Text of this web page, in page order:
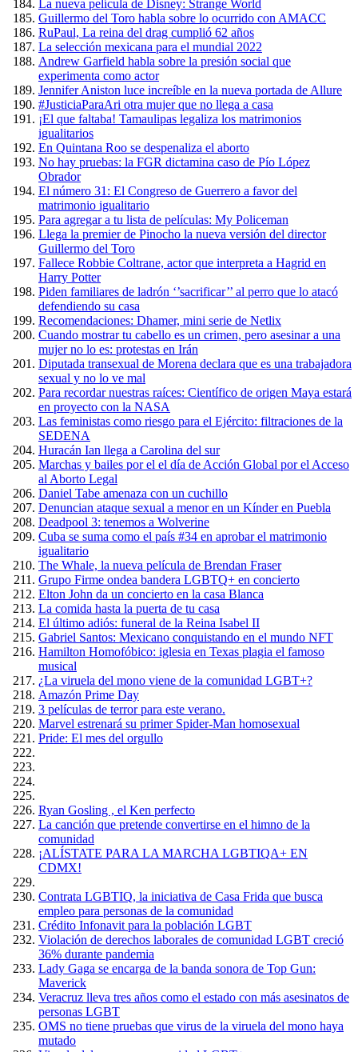
La nueva película de Disney: Strange World
Guillermo del Toro habla sobre lo ocurrido con AMACC
RuPaul, La reina del drag cumplió 62 años
La selección mexicana para el mundial 2022
Andrew Garfield habla sobre la presión social que
experimenta como actor
Jennifer Aniston luce increíble en la nueva portada de Allure
#JusticiaParaAri otra mujer que no llega a casa
¡El que faltaba! Tamaulipas legaliza los matrimonios
igualitarios
En Quintana Roo se despenaliza el aborto
No hay pruebas: la FGR dictamina caso de Pío López
Obrador
El número 31: El Congreso de Guerrero a favor del
matrimonio igualitario
Para agregar a tu lista de películas: My Policeman
Llega la premier de Pinocho la nueva versión del director
Guillermo del Toro
Fallece Robbie Coltrane, actor que interpreta a Hagrid en
Harry Potter
Piden familiares de ladrón ‘’sacrificar’’ al perro que lo atacó
defendiendo su casa
Recomendaciones: Dhamer, mini serie de Netlix
Cuando mostrar tu cabello es un crimen, pero asesinar a una
mujer no lo es: protestas en Irán
Diputada transexual de Morena declara que es una trabajadora
sexual y no lo ve mal
Para recordar nuestras raíces: Científico de origen Maya estará
en proyecto con la NASA
Las feministas como riesgo para el Ejército: filtraciones de la
SEDENA
Huracán Ian llega a Carolina del sur
Marchas y bailes por el el día de Acción Global por el Acceso
al Aborto Legal
Daniel Tabe amenaza con un cuchillo
Denuncian ataque sexual a menor en un Kínder en Puebla
Deadpool 3: tenemos a Wolverine
Cuba se suma como el país #34 en aprobar el matrimonio
igualitario
The Whale, la nueva película de Brendan Fraser
Grupo Firme ondea bandera LGBTQ+ en concierto
Elton John da un concierto en la casa Blanca
La comida hasta la puerta de tu casa
El último adiós: funeral de la Reina Isabel II
Gabriel Santos: Mexicano conquistando en el mundo NFT
Hamilton Homofóbico: iglesia en Texas plagia el famoso
musical
¿La viruela del mono viene de la comunidad LGBT+?
Amazón Prime Day
3 películas de terror para este verano.
Marvel estrenará su primer Spider-Man homosexual
Pride: El mes del orgullo
Ryan Gosling , el Ken perfecto
La canción que pretende convertirse en el himno de la
comunidad
¡ALÍSTATE PARA LA MARCHA LGBTIQA+ EN
CDMX!
Contrata LGBTIQ, la iniciativa de Casa Frida que busca
empleo para personas de la comunidad
Crédito Infonavit para la población LGBT
Violación de derechos laborales de comunidad LGBT creció
36% durante pandemia
Lady Gaga se encarga de la banda sonora de Top Gun:
Maverick
Veracruz lleva tres años como el estado con más asesinatos de
personas LGBT
OMS no tiene pruebas que virus de la viruela del mono haya
mutado